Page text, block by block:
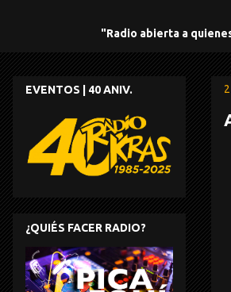
"Radio abierta a
EVENTOS | 40 ANIV.
¿QUIÉS FACER RADIO?